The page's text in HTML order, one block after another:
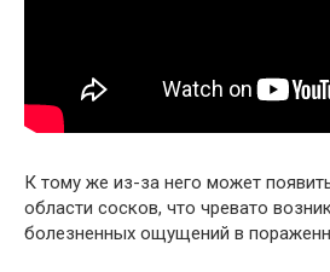
К тому же из-за него может
области сосков, что чревато
болезненных ощущений в